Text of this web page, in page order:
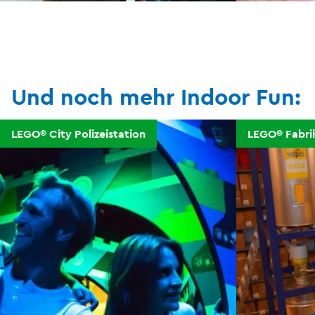
Und noch mehr Indoor Fun:
LEGO® City Polizeistation LEGO®